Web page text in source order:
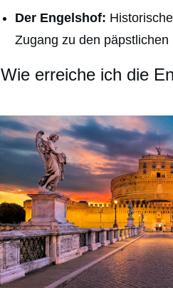
Der Engelshof:
Zugang zu den päpstlichen
Wie erreiche ich die